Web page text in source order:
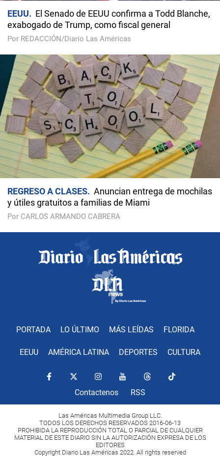
EEUU
El Senado de EEUU confirma a Todd Blanche,
exabogado de Trump, como fiscal general
Por REDACCIÓN/Diario Las Américas
REGRESO A CLASES
Anuncian entrega de mochilas
y útiles gratuitos a familias de Miami
Por CARLOS ARMANDO CABRERA
PORTADA LO ÚLTIMO MÁS LEÍDAS FLORIDA
EEUU AMÉRICA LATINA DEPORTES CULTURA
Contactenos RSS
Las Américas Multimedia Group LLC.
TODOS LOS DERECHOS RESERVADOS 2016-06-13
PROHIBIDA LA REPRODUCCIÓN TOTAL O PARCIAL DE CUALQUIER
MATERIAL DE ESTE DIARIO SIN LA AUTORIZACIÓN EXPRESA DE LOS
EDITORES
Copyright Diario Las Américas 2022. All rights reserved